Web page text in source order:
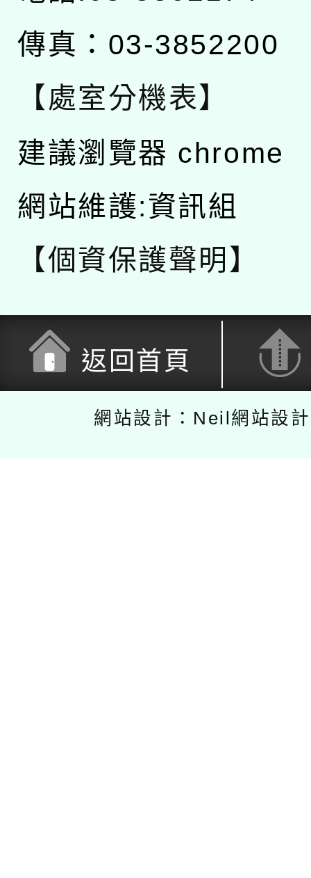
傳真：03-3852200
【處室分機表】
建議瀏覽器 chrome
網站維護:資訊組
【個資保護聲明】
返回首頁
網站設計：Neil網站設